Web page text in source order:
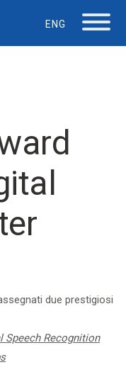
ENG
due prestigiosi
Speech Recognition